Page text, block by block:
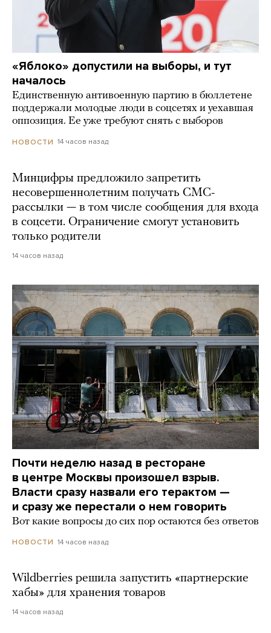
«Яблоко» допустили на выборы, и тут
началось
Единственную антивоенную партию в бюллетене
поддержали молодые люди в соцсетях и уехавшая
оппозиция. Ее уже требуют снять с выборов
НОВОСТИ 14 часов назад
Минцифры предложило запретить
несовершеннолетним получать СМС-
рассылки — в том числе сообщения для входа
в соцсети. Ограничение смогут установить
только родители
14 часов назад
Почти неделю назад в ресторане
в центре Москвы произошел взрыв.
Власти сразу назвали его терактом —
и сразу же перестали о нем говорить
Вот какие вопросы до сих пор остаются без ответов
НОВОСТИ 14 часов назад
Wildberries решила запустить «партнерские
хабы» для хранения товаров
14 часов назад